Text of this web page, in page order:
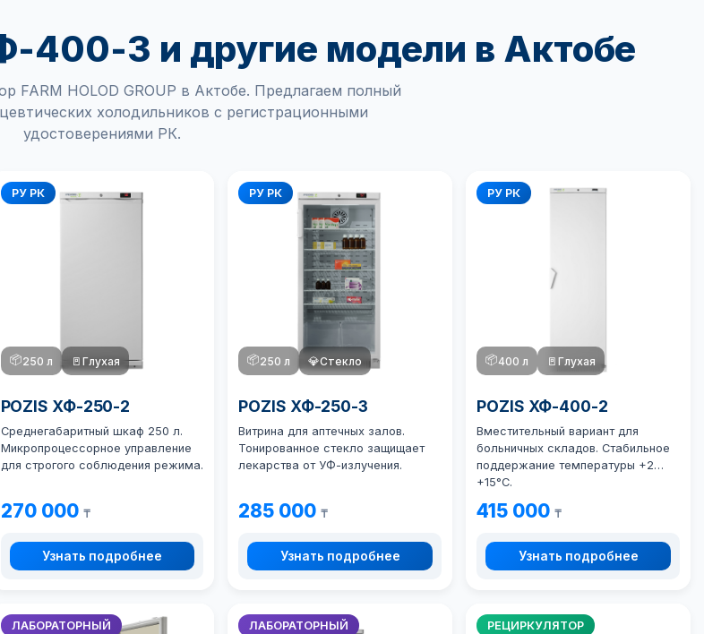
400-3 и другие модели в Актобе
FARM HOLOD GROUP в Актобе. Предлагаем полный
холодильников с регистрационными
удостоверениями РК.
РУ РК
📦250 л 🚪 Глухая
POZIS ХФ-250-2
Среднегабаритный шкаф 250 л.
Микропроцессорное управление
для строгого соблюдения режима.
270 000 ₸
Узнать подробнее
РУ РК
📦250 л 💎Стекло
POZIS ХФ-250-3
Витрина для аптечных залов.
Тонированное стекло защищает
лекарства от УФ-излучения.
285 000₸
Узнать подробнее
РУ РК
📦400 л 🚪Глухая
POZIS ХФ-400-2
Вместительный вариант для
больничных складов. Стабильное
поддержание температуры +2…
+15°C.
415 000₸
Узнать подробнее
ЛАБОРАТОРНЫЙ ЛАБОРАТОРНЫЙ РЕЦИРКУЛЯТОР